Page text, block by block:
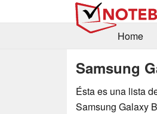
Home
Samsung
Ésta es una lista
Samsung Galaxy